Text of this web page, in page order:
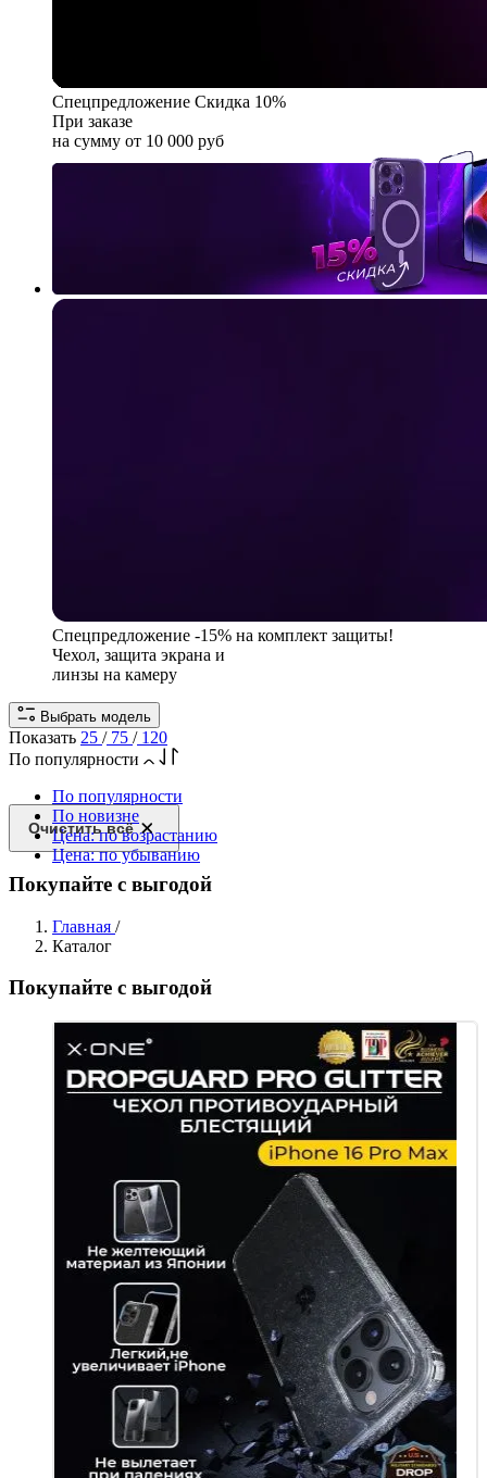
Спецпредложение Скидка 10%
При заказе
на сумму от 10 000 руб
Спецпредложение -15% на комплект защиты!
Чехол, защита экрана и
линзы на камеру
Выбрать модель
Показать 25 / 75 / 120
По популярности
По популярности
По новизне
Цена: по возрастанию
Цена: по убыванию
Очистить всё
Покупайте с выгодой
Главная /
Каталог
Покупайте с выгодой